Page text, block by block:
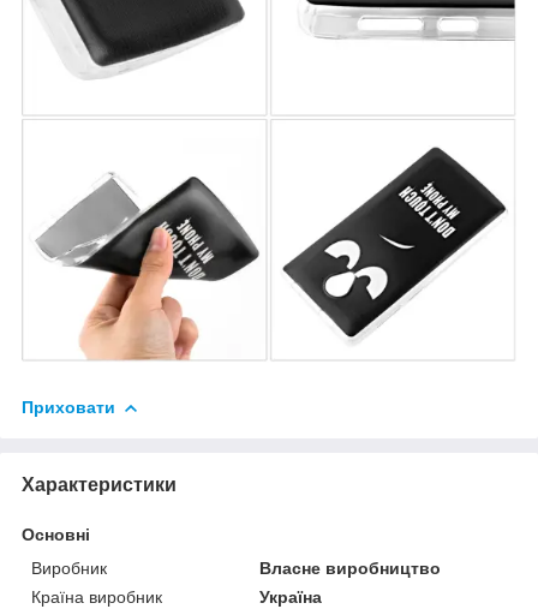
Приховати
Характеристики
Основні
Виробник
Власне виробництво
Країна виробник
Україна